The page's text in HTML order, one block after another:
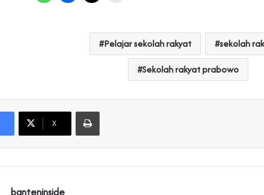
Pelajar sekolah rakyat sekolah
Sekolah rakyat prabowo
X
Print
banteninside